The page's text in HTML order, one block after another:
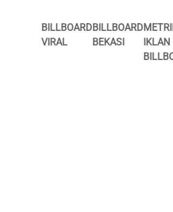
BILLBOARD
VIRAL
BILLBOARD
BEKASI
IKLAN